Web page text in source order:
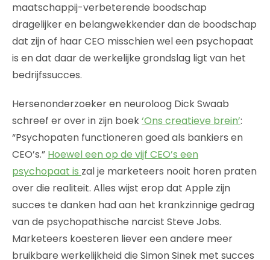
maatschappij-verbeterende boodschap
dragelijker en belangwekkender dan de boodschap
dat zijn of haar CEO misschien wel een psychopaat
is en dat daar de werkelijke grondslag ligt van het
bedrijfssucces.
Hersenonderzoeker en neuroloog Dick Swaab
schreef er over in zijn boek‘Ons creatieve brein’:
“Psychopaten functioneren goed als bankiers en
CEO’s.” Hoewel een op de vijf CEO’s een
psychopaat is zal je marketeers nooit horen praten
over die realiteit. Alles wijst erop dat Apple zijn
succes te danken had aan het krankzinnige gedrag
van de psychopathische narcist Steve Jobs.
Marketeers koesteren liever een andere meer
bruikbare werkelijkheid die Simon Sinek met succes